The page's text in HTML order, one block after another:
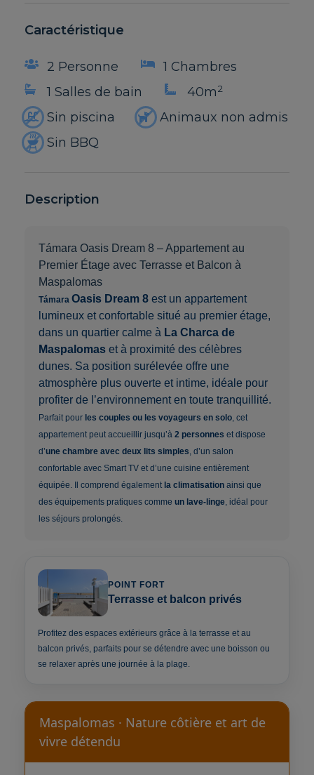
Caractéristique
2 Personne
1 Chambres
1 Salles de bain
40m2
Sin piscina
Animaux non admis
Sin BBQ
Description
Támara Oasis Dream 8 – Appartement au
Premier Étage avec Terrasse et Balcon à
Maspalomas
TámaraOasis Dream 8 est un appartement
lumineux et confortable situé au premier étage,
dans un quartier calme à La Charca de
Maspalomas et à proximité des célèbres
dunes. Sa position surélevée offre une
atmosphère plus ouverte et intime, idéale pour
profiter de l’environnement en toute tranquillité.
Parfait pour les couples ou les voyageurs en solo, cet
appartement peut accueillir jusqu’à2 personnes et dispose
d’une chambre avec deux lits simples, d’un salon
confortable avec Smart TV et d’une cuisine entièrement
équipée. Il comprend également la climatisation ainsi que
des équipements pratiques commeun lave-linge, idéal pour
les séjours prolongés.
POINT FORT
Terrasse et balcon privés
Profitez des espaces extérieurs grâce à la terrasse et au
balcon privés, parfaits pour se détendre avec une boisson ou
se relaxer après une journée à la plage.
Maspalomas · Nature côtière et art de
vivre détendu